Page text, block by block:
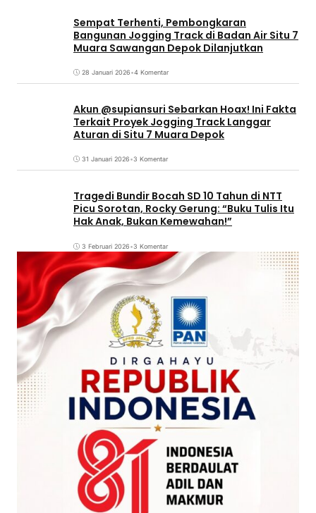
Sempat Terhenti, Pembongkaran
Bangunan Jogging Track di Badan Air Situ 7
Muara Sawangan Depok Dilanjutkan
28 Januari 2026•4 Komentar
Akun @supiansuri Sebarkan Hoax! Ini Fakta
Terkait Proyek Jogging Track Langgar
Aturan di Situ 7 Muara Depok
31 Januari 2026•3 Komentar
Tragedi Bundir Bocah SD 10 Tahun di NTT
Picu Sorotan, Rocky Gerung: “Buku Tulis Itu
Hak Anak, Bukan Kemewahan!”
3 Februari 2026•3 Komentar